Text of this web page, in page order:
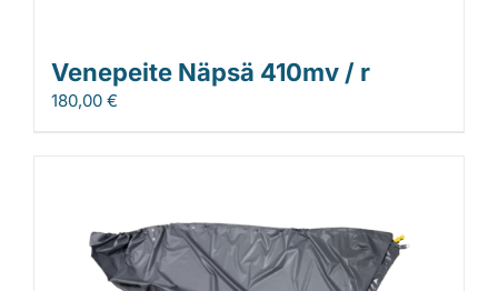
Venepeite Näpsä 410mv / r
180,00 €